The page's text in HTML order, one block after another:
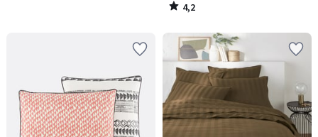
4,2
/